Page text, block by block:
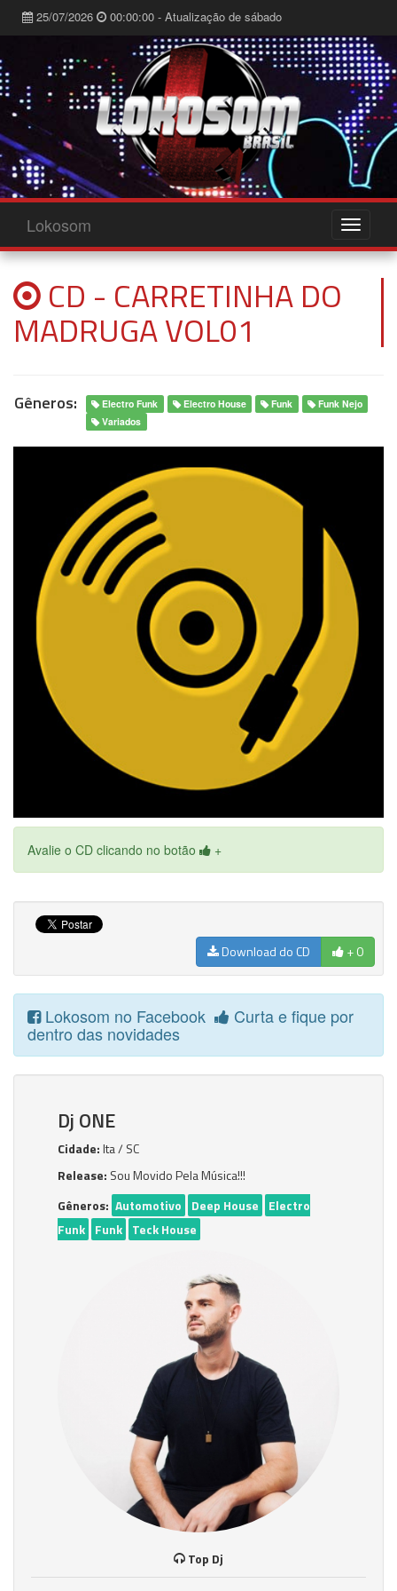
25/07/2026 00:00:00 - Atualização de sábado
Lokosom
CD - CARRETINHA DO
MADRUGA VOL01
Gêneros: Electro Funk Electro House Funk
Funk Nejo
Variados
Avalie o CD clicando no botão +
Download do CD + 0
Lokosom no Facebook Curta e fique por
dentro das novidades
Dj ONE
Cidade:Ita / SC
Release: Sou Movido Pela Música!!!
Gêneros: Automotivo Deep House
Electro
Funk Funk Teck House
Top Dj